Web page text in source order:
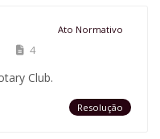
Ato Normativo
4
Club.
Resolução